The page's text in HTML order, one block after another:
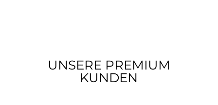
UNSERE PREMIUM
KUNDEN